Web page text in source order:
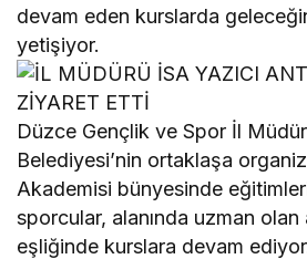
devam eden kurslarda
yetişiyor.
Düzce Gençlik ve Spor İl
Belediyesi’nin ortaklaşa
Akademisi bünyesinde
sporcular, alanında uzman
eşliğinde kurslara devam